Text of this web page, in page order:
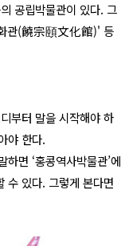
공립박물관이 있다. 그
화관(饒宗頤文化館)' 등
부터 말을 시작해야 하
야 한다.
면 ‘홍콩역사박물관’에
수 있다. 그렇게 본다면